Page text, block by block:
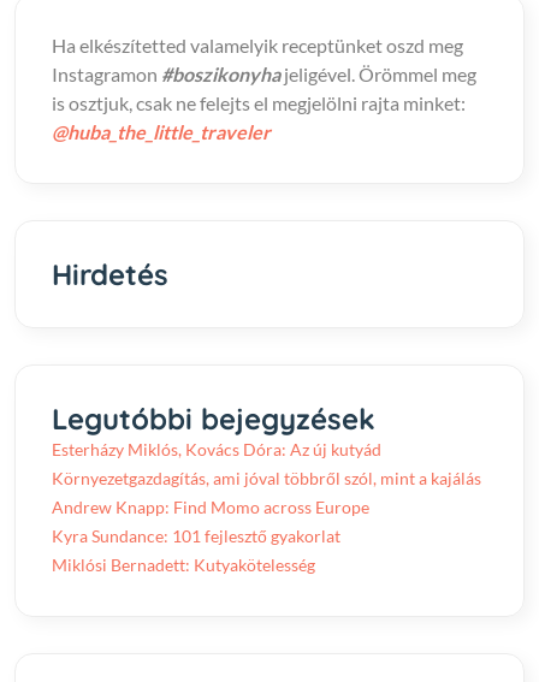
Ha elkészítetted valamelyik receptünket oszd meg
Instagramon #boszikonyhajeligével. Örömmel meg
is osztjuk, csak ne felejts el megjelölni rajta minket:
@huba_the_little_traveler
Hirdetés
Legutóbbi bejegyzések
Esterházy Miklós, Kovács Dóra: Az új kutyád
Környezetgazdagítás, ami jóval többről szól, mint a kajálás
Andrew Knapp: Find Momo across Europe
Kyra Sundance: 101 fejlesztő gyakorlat
Miklósi Bernadett: Kutyakötelesség